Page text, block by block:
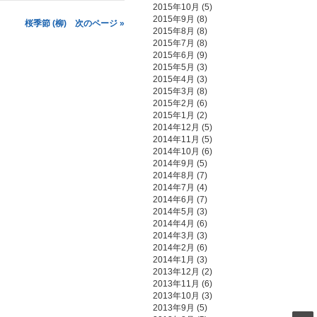
桜季節 (柳) 次のページ »
2015年10月 (5)
2015年9月 (8)
2015年8月 (8)
2015年7月 (8)
2015年6月 (9)
2015年5月 (3)
2015年4月 (3)
2015年3月 (8)
2015年2月 (6)
2015年1月 (2)
2014年12月 (5)
2014年11月 (5)
2014年10月 (6)
2014年9月 (5)
2014年8月 (7)
2014年7月 (4)
2014年6月 (7)
2014年5月 (3)
2014年4月 (6)
2014年3月 (3)
2014年2月 (6)
2014年1月 (3)
2013年12月 (2)
2013年11月 (6)
2013年10月 (3)
2013年9月 (5)